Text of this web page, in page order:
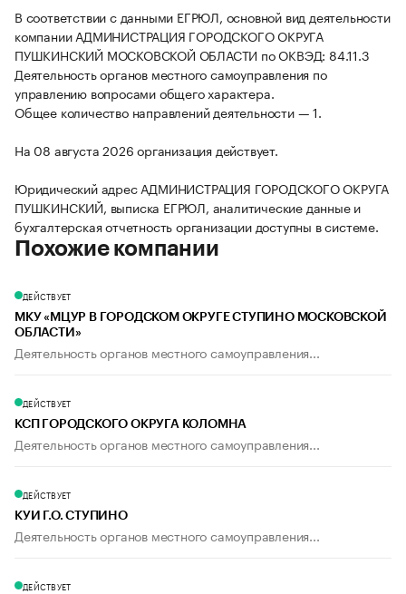
В соответствии с данными ЕГРЮЛ, основной вид деятельности
компании АДМИНИСТРАЦИЯ ГОРОДСКОГО ОКРУГА
ПУШКИНСКИЙ МОСКОВСКОЙ ОБЛАСТИ по ОКВЭД: 84.11.3
Деятельность органов местного самоуправления по
управлению вопросами общего характера.
Общее количество направлений деятельности — 1.
На 08 августа 2026 организация действует.
Юридический адрес АДМИНИСТРАЦИЯ ГОРОДСКОГО ОКРУГА
ПУШКИНСКИЙ, выписка ЕГРЮЛ, аналитические данные и
бухгалтерская отчетность организации доступны в системе.
Похожие компании
ДЕЙСТВУЕТ
МКУ «МЦУР В ГОРОДСКОМ ОКРУГЕ СТУПИНО МОСКОВСКОЙ
ОБЛАСТИ»
Деятельность органов местного самоуправления...
ДЕЙСТВУЕТ
КСП ГОРОДСКОГО ОКРУГА КОЛОМНА
Деятельность органов местного самоуправления...
ДЕЙСТВУЕТ
КУИ Г.О. СТУПИНО
Деятельность органов местного самоуправления...
ДЕЙСТВУЕТ